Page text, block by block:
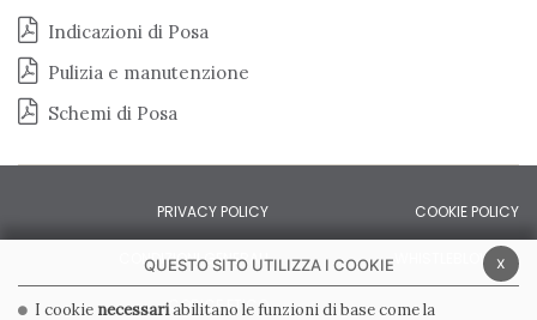
Indicazioni di Posa
Pulizia e manutenzione
Schemi di Posa
PRIVACY POLICY COOKIE POLICY
CONDIZIONI GENERALI WHISTLEBLOWING
CODICE ETICO
x
QUESTO SITO UTILIZZA I COOKIE
I cookie necessariabilitano le funzioni di base come la